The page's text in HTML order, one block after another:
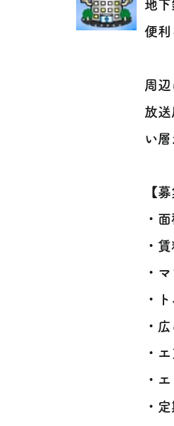
地
便利
周
放
い
【
・
・
・
・
・
・
・
・